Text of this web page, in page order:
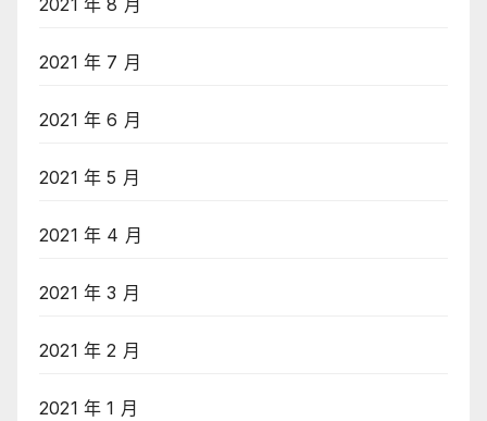
2021 年 8 月
2021 年 7 月
2021 年 6 月
2021 年 5 月
2021 年 4 月
2021 年 3 月
2021 年 2 月
2021 年 1 月